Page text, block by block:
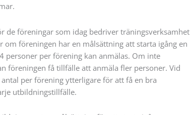
de föreningar som idag bedriver träningsverksamhet
om föreningen har en målsättning att starta igång en
personer per förening kan anmälas. Om inte
föreningen få tillfälle att anmäla fler personer. Vid
per förening ytterligare för att få en bra
utbildningstillfälle.